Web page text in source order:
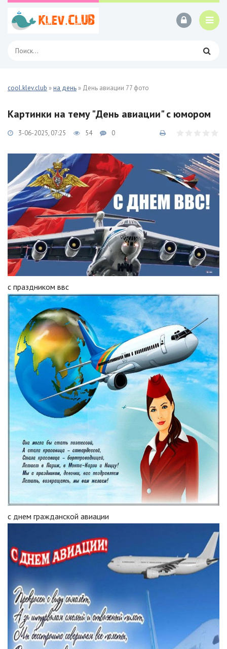
cool.klev.club »на день » День авиации 77 фото
Картинки на тему "День авиации" с юмором
3-06-2025, 07:25 54 0
с праздником ввс
с днем гражданской авиации